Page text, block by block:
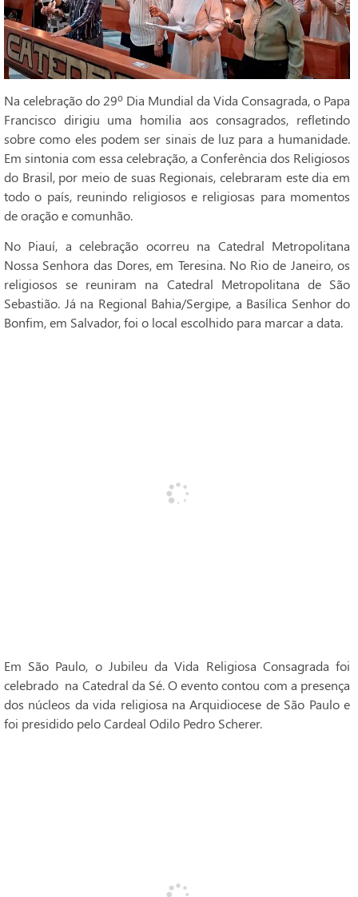
Na celebração do 29º Dia Mundial da Vida Consagrada, o Papa
Francisco dirigiu uma homilia aos consagrados, refletindo
sobre como eles podem ser sinais de luz para a humanidade.
Em sintonia com essa celebração, a Conferência dos Religiosos
do Brasil, por meio de suas Regionais, celebraram este dia em
todo o país, reunindo religiosos e religiosas para momentos
de oração e comunhão.
No Piauí, a celebração ocorreu na Catedral Metropolitana
Nossa Senhora das Dores, em Teresina. No Rio de Janeiro, os
religiosos se reuniram na Catedral Metropolitana de São
Sebastião. Já na Regional Bahia/Sergipe, a Basílica Senhor do
Bonfim, em Salvador, foi o local escolhido para marcar a data.
Em São Paulo, o Jubileu da Vida Religiosa Consagrada foi
celebrado na Catedral da Sé. O evento contou com a presença
dos núcleos da vida religiosa na Arquidiocese de São Paulo e
foi presidido pelo Cardeal Odilo Pedro Scherer.